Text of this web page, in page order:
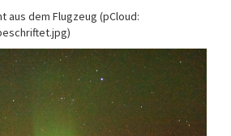
aus dem Flugzeug (pCloud: